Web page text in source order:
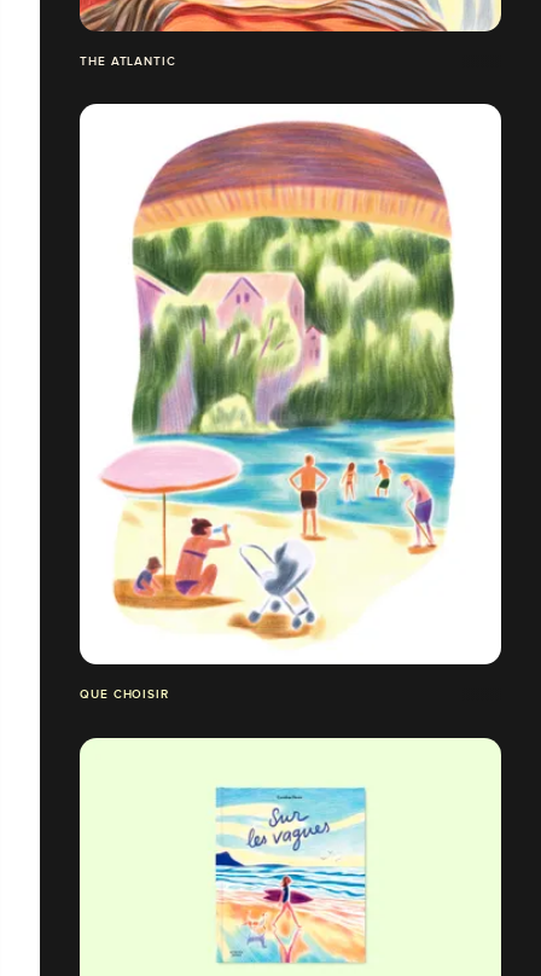
THE ATLANTIC
QUE CHOISIR